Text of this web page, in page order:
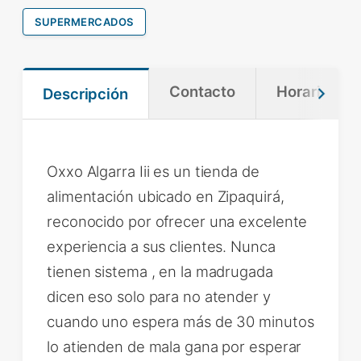
SUPERMERCADOS
Descripción Contacto Horario
Oxxo Algarra Iii es un tienda de
alimentación ubicado en Zipaquirá,
reconocido por ofrecer una excelente
experiencia a sus clientes. Nunca
tienen sistema , en la madrugada
dicen eso solo para no atender y
cuando uno espera más de 30 minutos
lo atienden de mala gana por esperar